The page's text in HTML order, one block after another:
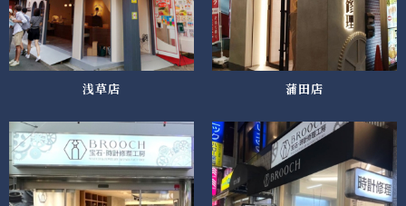
浅草店 蒲田店